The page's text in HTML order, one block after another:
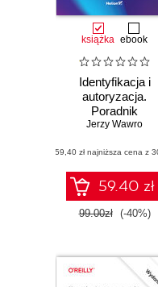
książka ebook
Identyfikacja i
autoryzacja.
Poradnik
administratora i
Jerzy Wawro
(59,40 zł najniższa cena z
59.40 zł
99.00zł (-40%)